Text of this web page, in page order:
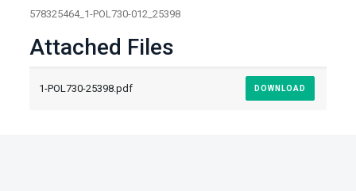
578325464_1-POL730-012_25398
Attached Files
1-POL730-25398.pdf DOWNLOAD